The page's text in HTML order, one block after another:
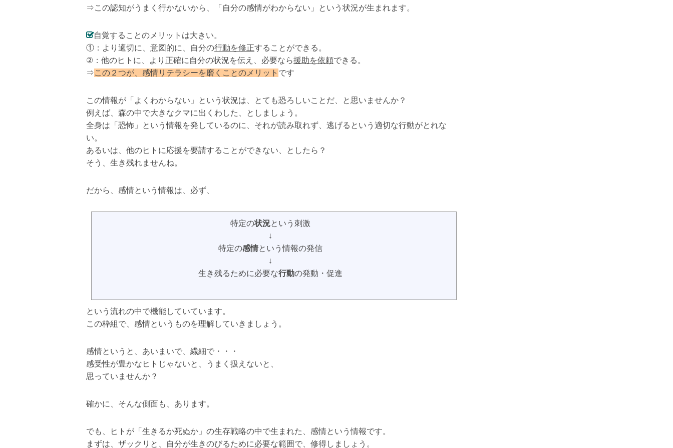
⇒この認知がうまく行かないから、「自分の感情がわからない」という状況が生まれます。
自覚することのメリットは大きい。
①：より適切に、意図的に、自分の行動を修正することができる。
②：他のヒトに、より正確に自分の状況を伝え、必要なら援助を依頼できる。
⇒この２つが、感情リテラシーを磨くことのメリット です
この情報が「よくわからない」という状況は、とても恐ろしいことだ、と思いませんか？
例えば、森の中で大きなクマに出くわした、としましょう。
全身は「恐怖」という情報を発しているのに、それが読み取れず、逃げるという適切な行動がとれな
い。
あるいは、他のヒトに応援を要請することができない、としたら？
そう、生き残れませんね。
だから、感情という情報は、必ず、
特定の状況という刺激
↓
特定の感情という情報の発信
↓
生き残るために必要な行動の発動・促進
という流れの中で機能していています。
この枠組で、感情というものを理解していきましょう。
感情というと、あいまいで、繊細で・・・
感受性が豊かなヒトじゃないと、うまく扱えないと、
思っていませんか？
確かに、そんな側面も、あります。
でも、ヒトが「生きるか死ぬか」の生存戦略の中で生まれた、感情という情報です。
まずは、ザックリと、自分が生きのびるために必要な範囲で、修得しましょう。